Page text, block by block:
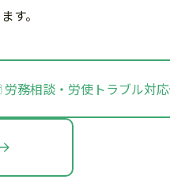
す。
労務相談・労使トラブル対応